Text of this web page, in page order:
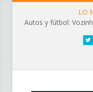
LO